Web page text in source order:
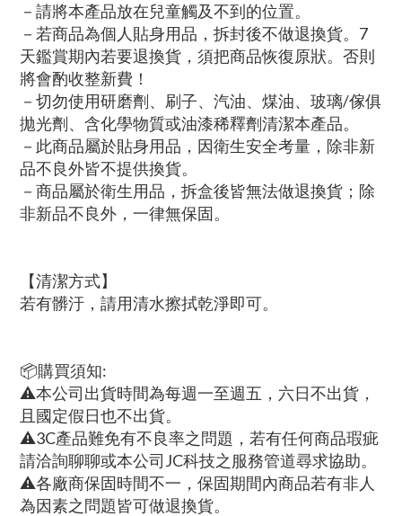
－請將本產品放在兒童觸及不到的位置。
－若商品為個人貼身用品，拆封後不做退換貨。7
天鑑賞期內若要退換貨，須把商品恢復原狀。否則
將會酌收整新費！
－切勿使用研磨劑、刷子、汽油、煤油、玻璃/傢俱
拋光劑、含化學物質或油漆稀釋劑清潔本產品。
－此商品屬於貼身用品，因衛生安全考量，除非新
品不良外皆不提供換貨。
－商品屬於衛生用品，拆盒後皆無法做退換貨；除
非新品不良外，一律無保固。
【清潔方式】
若有髒汙，請用清水擦拭乾淨即可。
📦購買須知:
⚠本公司出貨時間為每週一至週五，六日不出貨，
且國定假日也不出貨。
⚠3C產品難免有不良率之問題，若有任何商品瑕疵
請洽詢聊聊或本公司JC科技之服務管道尋求協助。
⚠各廠商保固時間不一，保固期間內商品若有非人
為因素之問題皆可做退換貨。